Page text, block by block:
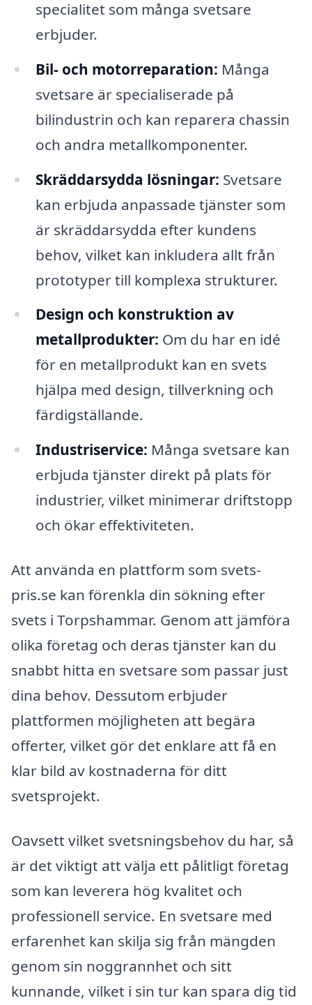
specialitet som många svetsare
erbjuder.
Bil- och motorreparation: Många
svetsare är specialiserade på
bilindustrin och kan reparera chassin
och andra metallkomponenter.
Skräddarsydda lösningar: Svetsare
kan erbjuda anpassade tjänster som
är skräddarsydda efter kundens
behov, vilket kan inkludera allt från
prototyper till komplexa strukturer.
Design och konstruktion av
metallprodukter: Om du har en idé
för en metallprodukt kan en svets
hjälpa med design, tillverkning och
färdigställande.
Industriservice: Många svetsare kan
erbjuda tjänster direkt på plats för
industrier, vilket minimerar driftstopp
och ökar effektiviteten.
Att använda en plattform som svets-
pris.se kan förenkla din sökning efter
svets i Torpshammar. Genom att jämföra
olika företag och deras tjänster kan du
snabbt hitta en svetsare som passar just
dina behov. Dessutom erbjuder
plattformen möjligheten att begära
offerter, vilket gör det enklare att få en
klar bild av kostnaderna för ditt
svetsprojekt.
Oavsett vilket svetsningsbehov du har, så
är det viktigt att välja ett pålitligt företag
som kan leverera hög kvalitet och
professionell service. En svetsare med
erfarenhet kan skilja sig från mängden
genom sin noggrannhet och sitt
kunnande, vilket i sin tur kan spara dig tid